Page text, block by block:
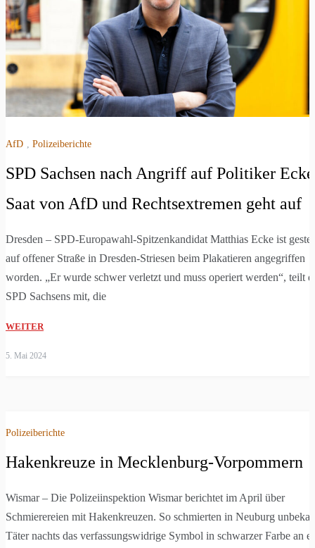
AfD Polizeiberichte
SPD Sachsen nach Angriff auf Politiker
Saat von AfD und Rechtsextremen geht auf
Dresden – SPD-Europawahl-Spitzenkandidat Matthias Ecke ist
auf offener Straße in Dresden-Striesen beim Plakatieren angegriffen
worden. „Er wurde schwer verletzt und muss operiert werden“, teilt
SPD Sachsens mit, die
WEITER
5. Mai 2024
Polizeiberichte
Hakenkreuze in Mecklenburg-Vorpommern
Wismar – Die Polizeiinspektion Wismar berichtet im April über
Schmierereien mit Hakenkreuzen. So schmierten in Neuburg
Täter nachts das verfassungswidrige Symbol in schwarzer Farbe an